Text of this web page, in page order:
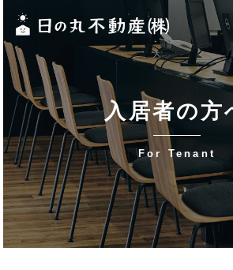
入居者の方
-
For Tenant